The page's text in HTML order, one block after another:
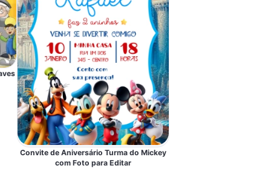
Convite de Aniversário Turma do Mickey
com Foto para Editar